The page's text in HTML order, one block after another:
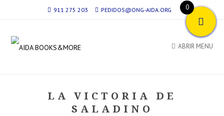
911 275 203 PEDIDOS@ONG-AIDA.ORG
ABRIR MENU
LA VICTORIA DE
SALADINO
0